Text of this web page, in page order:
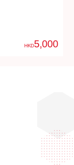
HKD5,000